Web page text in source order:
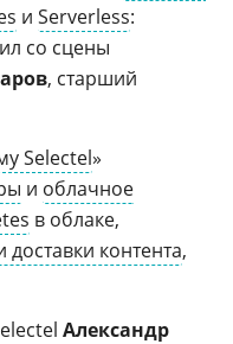
и Serverless:
со сцены
, старший
Selectel»
и облачное
в облаке,
доставки контента,
Александр